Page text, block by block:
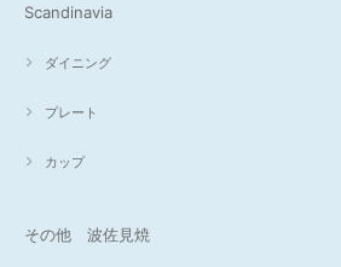
Scandinavia
ダイニング
プレート
カップ
その他 波佐見焼